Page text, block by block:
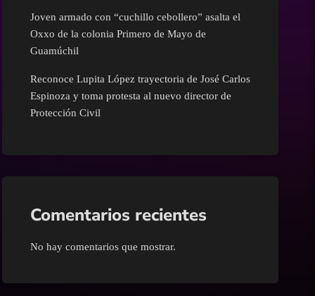
Economía
Entretenimiento
Guamúchil
Joven armado con “cuchillo cebollero” asalta el
Oxxo de la colonia Primero de Mayo de
Guamúchil
Reconoce Lupita López trayectoria de José Carlos
Espinoza y toma protesta al nuevo director de
Protección Civil
Comentarios recientes
No hay comentarios que mostrar.